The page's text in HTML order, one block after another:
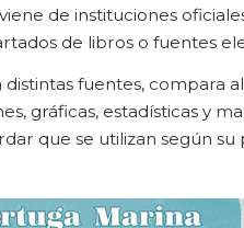
de instituciones
de libros o fuentes
fuentes, compara
gráficas, estadísticas y
que se utilizan según